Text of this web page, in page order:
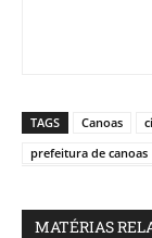
TAGS Canoas
prefeitura de canoas
MATÉRIAS